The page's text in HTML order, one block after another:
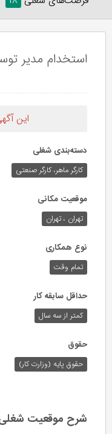
استخدام مدیر
این
دسته‌بندی شغلی
کارگر ماهر، کارگر صنعتی
موقعیت مکانی
تهران ، تهران
نوع همکاری
تمام وقت
حداقل سابقه کار
کمتر از سه سال
حقوق
حقوق پایه (وزارت کار)
شرح موقعیت